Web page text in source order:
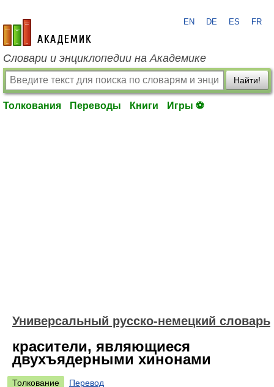
academic.ru
EN DE ES FR
Словари и энциклопедии на Академике
Найти!
Толкования Переводы Книги Игры ⚽
Универсальный русско-немецкий словарь
красители, являющиеся
двухъядерными хинонами
Толкование
Перевод